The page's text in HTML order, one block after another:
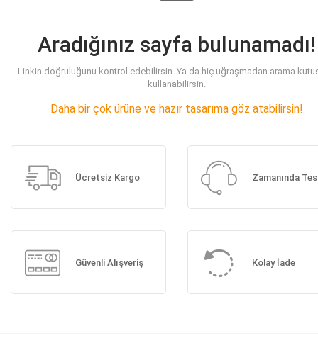
Aradığınız sayfa bulunamadı!
Linkin doğruluğunu kontrol edebilirsin. Ya da hiç uğraşmadan arama
kullanabilirsin.
Daha bir çok ürüne ve hazır tasarıma göz atabilirsin!
Ücretsiz Kargo Zamanında
Güvenli Alışveriş Kolay İade